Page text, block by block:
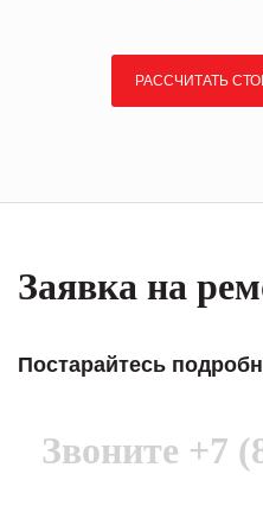
РАССЧИТАТЬ
Заявка на
Постарайтесь
Звоните +7